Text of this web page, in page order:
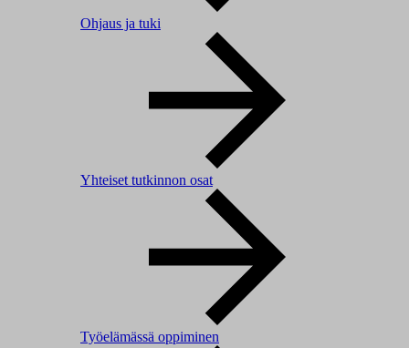
Ohjaus ja tuki
Yhteiset tutkinnon osat
Työelämässä oppiminen